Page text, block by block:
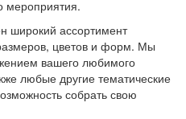
мероприятия.
широкий ассортимент
цветов и форм. Мы
вашего любимого
любые другие тематические
собрать свою